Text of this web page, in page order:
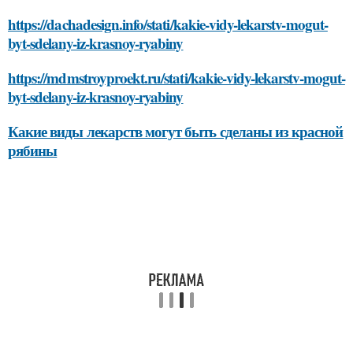
https://dachadesign.info/stati/kakie-vidy-lekarstv-mogut-
byt-sdelany-iz-krasnoy-ryabiny
https://mdmstroyproekt.ru/stati/kakie-vidy-lekarstv-mogut-
byt-sdelany-iz-krasnoy-ryabiny
Какие виды лекарств могут быть сделаны из красной
рябины